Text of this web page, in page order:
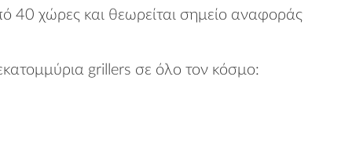
40 χώρες και θεωρείται σημείο αναφοράς
grillers σε όλο τον κόσμο: